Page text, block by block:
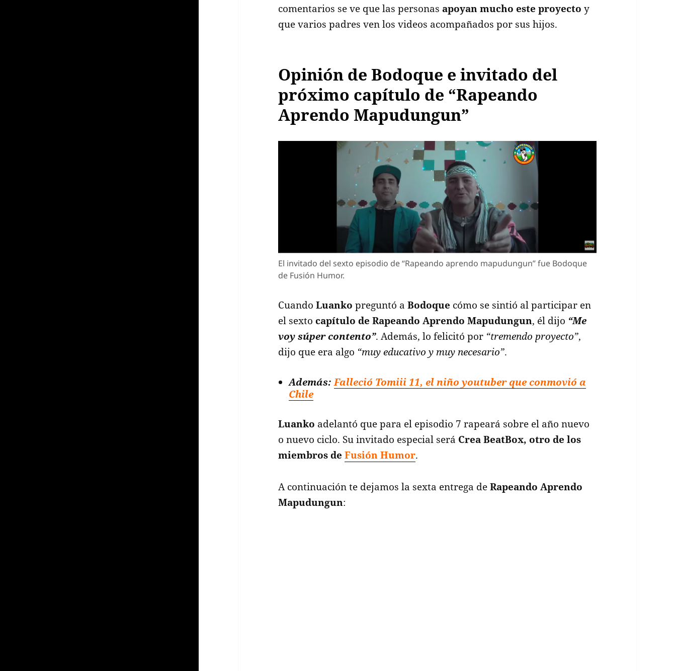
comentarios se ve que las personas apoyan mucho este proyecto y
que varios padres ven los videos acompañados por sus hijos.
Opinión de Bodoque e invitado del
próximo capítulo de “Rapeando
Aprendo Mapudungun”
El invitado del sexto episodio de “Rapeando aprendo mapudungun” fue Bodoque
de Fusión Humor.
CuandoLuanko preguntó aBodoque cómo se sintió al participar en
el sexto capítulo de Rapeando Aprendo Mapudungun, él dijo “Me
voy súper contento”. Además, lo felicitó por “tremendo proyecto”,
dijo que era algo “muy educativo y muy necesario”.
Además: Falleció Tomiii 11, el niño youtuber que conmovió a
Chile
Luanko adelantó que para el episodio 7 rapeará sobre el año nuevo
o nuevo ciclo. Su invitado especial será Crea BeatBox, otro de los
miembros deFusión Humor.
A continuación te dejamos la sexta entrega deRapeando Aprendo
Mapudungun: